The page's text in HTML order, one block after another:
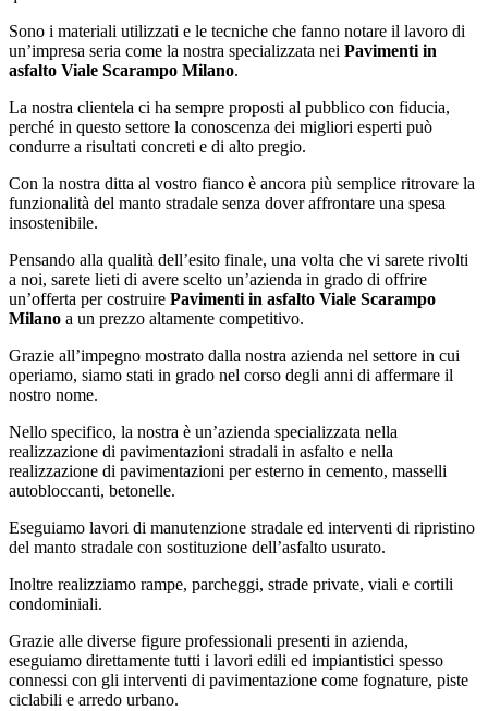
Sono i materiali utilizzati e le tecniche che fanno notare il lavoro di
un’impresa seria come la nostra specializzata nei Pavimenti in
asfalto Viale Scarampo Milano.
La nostra clientela ci ha sempre proposti al pubblico con fiducia,
perché in questo settore la conoscenza dei migliori esperti può
condurre a risultati concreti e di alto pregio.
Con la nostra ditta al vostro fianco è ancora più semplice ritrovare la
funzionalità del manto stradale senza dover affrontare una spesa
insostenibile.
Pensando alla qualità dell’esito finale, una volta che vi sarete rivolti
a noi, sarete lieti di avere scelto un’azienda in grado di offrire
un’offerta per costruire Pavimenti in asfalto Viale Scarampo
Milano a un prezzo altamente competitivo.
Grazie all’impegno mostrato dalla nostra azienda nel settore in cui
operiamo, siamo stati in grado nel corso degli anni di affermare il
nostro nome.
Nello specifico, la nostra è un’azienda specializzata nella
realizzazione di pavimentazioni stradali in asfalto e nella
realizzazione di pavimentazioni per esterno in cemento, masselli
autobloccanti, betonelle.
Eseguiamo lavori di manutenzione stradale ed interventi di ripristino
del manto stradale con sostituzione dell’asfalto usurato.
Inoltre realizziamo rampe, parcheggi, strade private, viali e cortili
condominiali.
Grazie alle diverse figure professionali presenti in azienda,
eseguiamo direttamente tutti i lavori edili ed impiantistici spesso
connessi con gli interventi di pavimentazione come fognature, piste
ciclabili e arredo urbano.